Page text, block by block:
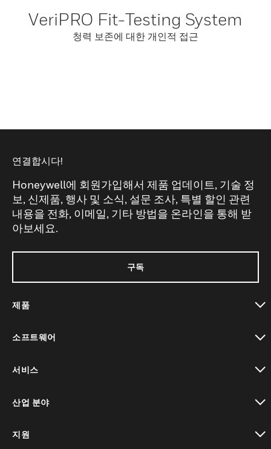
VeriPRO Fit-Testing System
청력 보존에 대한 개인적 접근
연결합시다!
Honeywell에 회원가입해서 제품 업데이트, 기술 정
보, 신제품, 행사 및 소식, 설문 조사, 특별 할인 관련
내용을 전화, 이메일, 기타 방법을 온라인을 통해 받
아보세요.
구독
제품
소프트웨어
서비스
산업 분야
지원